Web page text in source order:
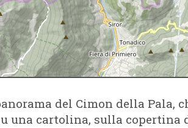
del Cimon della Pala,
una cartolina, sulla copertina